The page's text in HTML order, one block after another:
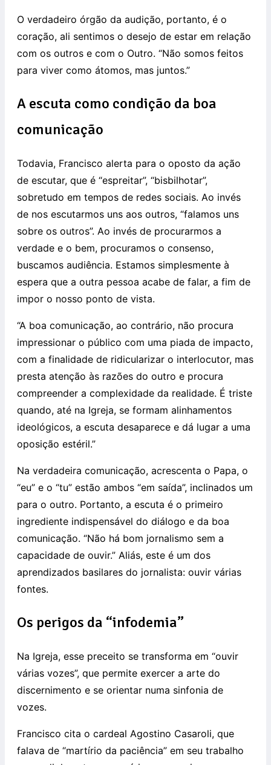
O verdadeiro órgão da audição, portanto, é o
coração, ali sentimos o desejo de estar em relação
com os outros e com o Outro. “Não somos feitos
para viver como átomos, mas juntos.”
A escuta como condição da boa
comunicação
Todavia, Francisco alerta para o oposto da ação
de escutar, que é “espreitar”, “bisbilhotar”,
sobretudo em tempos de redes sociais. Ao invés
de nos escutarmos uns aos outros, “falamos uns
sobre os outros”. Ao invés de procurarmos a
verdade e o bem, procuramos o consenso,
buscamos audiência. Estamos simplesmente à
espera que a outra pessoa acabe de falar, a fim de
impor o nosso ponto de vista.
“A boa comunicação, ao contrário, não procura
impressionar o público com uma piada de impacto,
com a finalidade de ridicularizar o interlocutor, mas
presta atenção às razões do outro e procura
compreender a complexidade da realidade. É triste
quando, até na Igreja, se formam alinhamentos
ideológicos, a escuta desaparece e dá lugar a uma
oposição estéril.”
Na verdadeira comunicação, acrescenta o Papa, o
“eu” e o “tu” estão ambos “em saída”, inclinados um
para o outro. Portanto, a escuta é o primeiro
ingrediente indispensável do diálogo e da boa
comunicação. “Não há bom jornalismo sem a
capacidade de ouvir.” Aliás, este é um dos
aprendizados basilares do jornalista: ouvir várias
fontes.
Os perigos da “infodemia”
Na Igreja, esse preceito se transforma em “ouvir
várias vozes”, que permite exercer a arte do
discernimento e se orientar numa sinfonia de
vozes.
Francisco cita o cardeal Agostino Casaroli, que
falava de “martírio da paciência” em seu trabalho